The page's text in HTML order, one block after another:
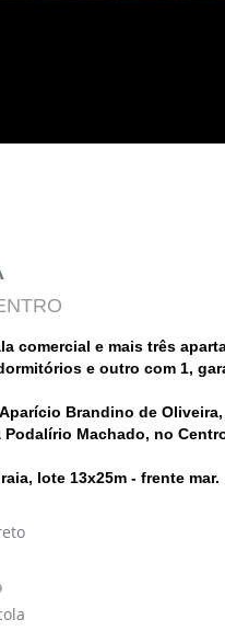
comercial e mais três
e outro com 1,
Brandino de
Podalírio Machado, no
lote 13x25m - frente mar.